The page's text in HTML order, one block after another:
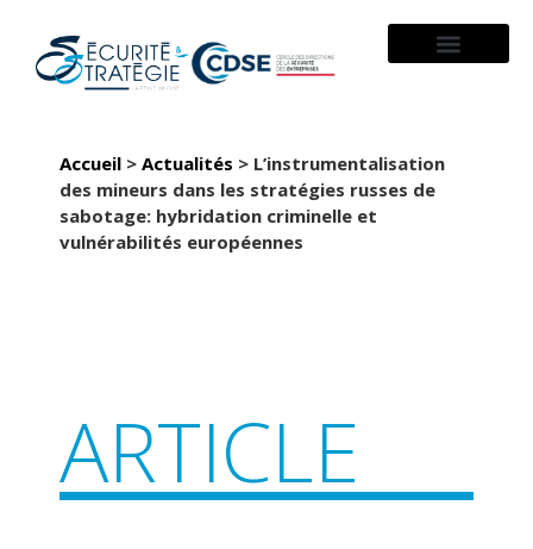
Accueil > Actualités > L’instrumentalisation
des mineurs dans les stratégies russes de
sabotage: hybridation criminelle et
vulnérabilités européennes
ARTICLE